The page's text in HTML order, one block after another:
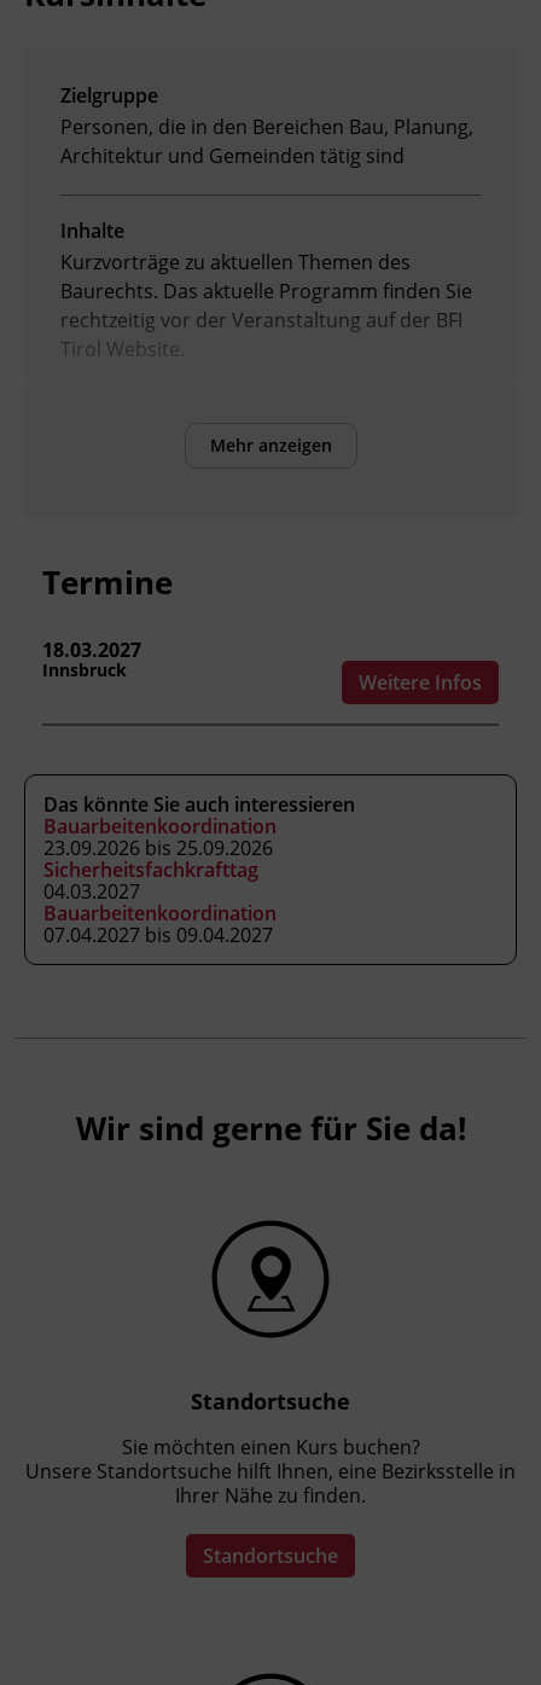
Akademisches Studienzentrum
Digitales Lernen
BFI Schwaz
Zielgruppe
Personen, die in den Bereichen Bau, Planung,
Architektur und Gemeinden tätig sind
Inhalte
Kurzvorträge zu aktuellen Themen des
Baurechts. Das aktuelle Programm finden Sie
rechtzeitig vor der Veranstaltung auf der BFI
Tirol Website.
Präsenzunterricht
Abschluss
Kursbesuchsbestätigung
Firmenpackage: Ab der dritten
Firmenanmeldung gewähren wir einen Rabatt
von 20 %.
Mehr anzeigen
Termine
18.03.2027
Innsbruck Weitere Infos
Das könnte Sie auch interessieren
Bauarbeitenkoordination
23.09.2026 bis 25.09.2026
Sicherheitsfachkrafttag
04.03.2027
Bauarbeitenkoordination
07.04.2027 bis 09.04.2027
Wir sind gerne für Sie da!
Standortsuche
Sie möchten einen Kurs buchen?
Unsere Standortsuche hilft Ihnen, eine Bezirksstelle in
Ihrer Nähe zu finden.
Standortsuche